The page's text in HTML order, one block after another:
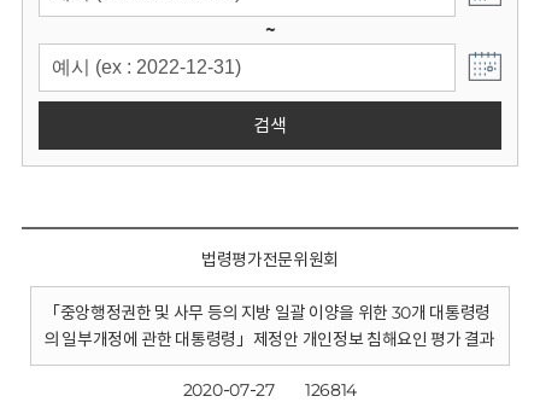
~
검색
법령평가전문위원회
「중앙행정권한 및 사무 등의 지방 일괄 이양을 위한 30개 대통령령
의 일부개정에 관한 대통령령」제정안 개인정보 침해요인 평가 결과
2020-07-27 126814